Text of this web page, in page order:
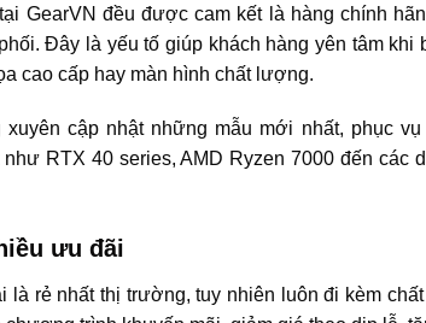
GearVN đều được cam kết là hàng chính
Đây là yếu tố giúp khách hàng yên tâm
cao cấp hay màn hình chất lượng.
xuyên cập nhật những mẫu mới nhất, phục
RTX 40 series, AMD Ryzen 7000 đến các
ưu đãi
là rẻ nhất thị trường, tuy nhiên luôn đi kèm